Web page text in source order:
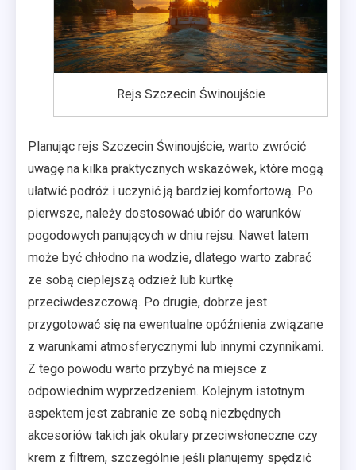
Rejs Szczecin Świnoujście
Planując rejs Szczecin Świnoujście, warto zwrócić
uwagę na kilka praktycznych wskazówek, które mogą
ułatwić podróż i uczynić ją bardziej komfortową. Po
pierwsze, należy dostosować ubiór do warunków
pogodowych panujących w dniu rejsu. Nawet latem
może być chłodno na wodzie, dlatego warto zabrać
ze sobą cieplejszą odzież lub kurtkę
przeciwdeszczową. Po drugie, dobrze jest
przygotować się na ewentualne opóźnienia związane
z warunkami atmosferycznymi lub innymi czynnikami.
Z tego powodu warto przybyć na miejsce z
odpowiednim wyprzedzeniem. Kolejnym istotnym
aspektem jest zabranie ze sobą niezbędnych
akcesoriów takich jak okulary przeciwsłoneczne czy
krem z filtrem, szczególnie jeśli planujemy spędzić